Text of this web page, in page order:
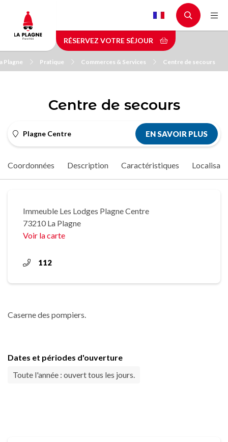
contenu
principal
RÉSERVEZ VOTRE SÉJOUR
Plagne Pratique Commerces & Services Centre de secours
Centre de secours
Plagne Centre EN SAVOIR PLUS
Coordonnées Description Caractéristiques
Immeuble Les Lodges Plagne Centre
73210 La Plagne
Voir la carte
112
Caserne des pompiers.
Dates et périodes d'ouverture
Toute l'année : ouvert tous les jours.